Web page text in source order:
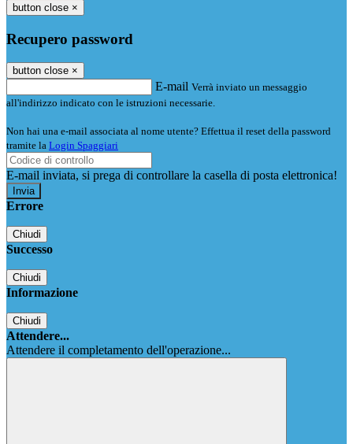
button close ×
Recupero password
button close ×
E-mail Verrà inviato un messaggio
all'indirizzo indicato con le istruzioni necessarie.
Non hai una e-mail associata al nome utente? Effettua il reset della password
tramite la Login Spaggiari
E-mail inviata, si prega di controllare la casella di posta elettronica!
Errore
Chiudi
Successo
Chiudi
Informazione
Chiudi
Attendere...
Attendere il completamento dell'operazione...